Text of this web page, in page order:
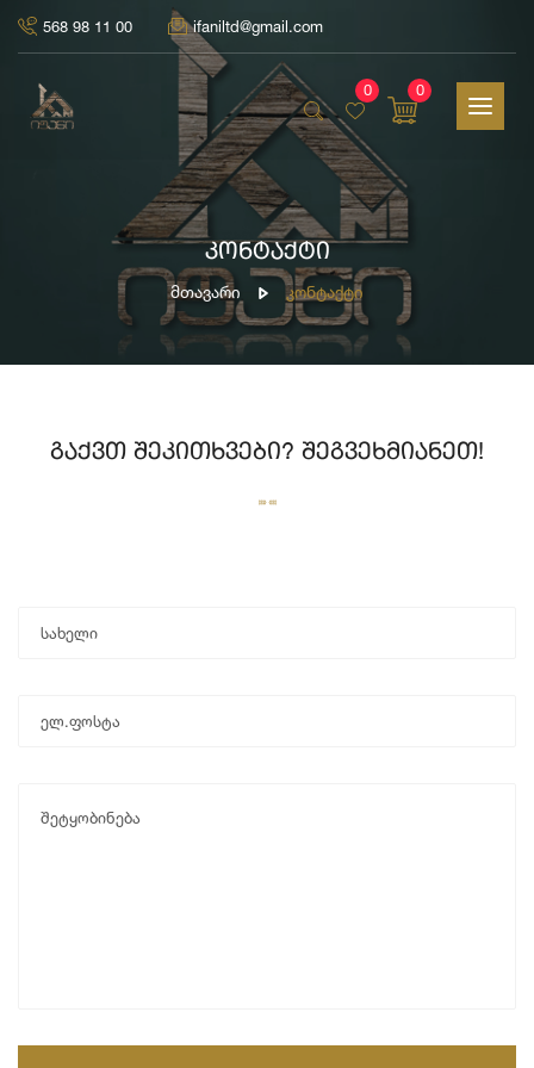
568 98 11 00 ifaniltd@gmail.com
0 0
კონტაქტი
Მთავარი Კონტაქტი
გაქვთ შეკითხვები? შეგვეხმიანეთ!